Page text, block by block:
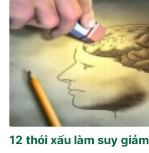
12 thói xấu làm suy